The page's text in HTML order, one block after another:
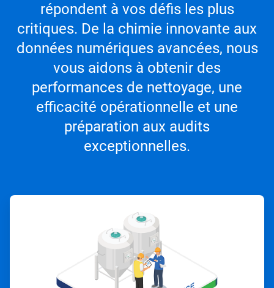
répondent à vos défis les plus
critiques. De la chimie innovante aux
données numériques avancées, nous
vous aidons à obtenir des
performances de nettoyage, une
efficacité opérationnelle et une
préparation aux audits
exceptionnelles.
1
de
4